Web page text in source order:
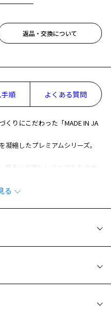
返品・交換について
順 よくある質問
くりにこだわった「MADE IN JA
縮したプレミアムシリーズ。
まいが美しいミニマルなデザ
上品な輝きを放ちます。
商品になります。
と異なる場合がございます。
ージをみる